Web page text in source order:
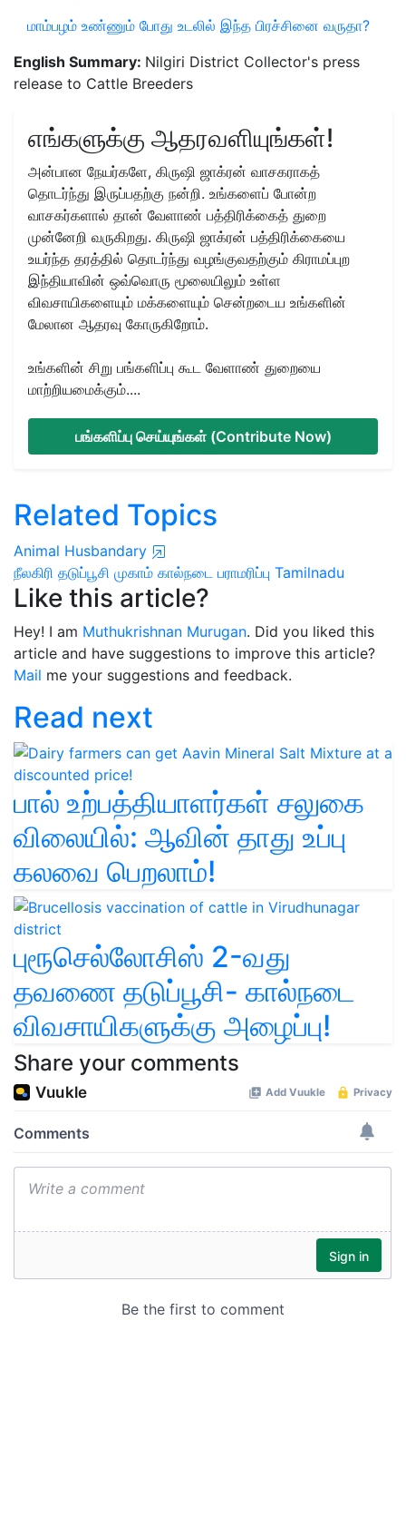
மாம்பழம் உண்ணும் போது உடலில் இந்த பிரச்சினை வருதா?
English Summary: Nilgiri District Collector's press
release to Cattle Breeders
எங்களுக்கு ஆதரவளியுங்கள்!
அன்பான நேயர்களே, கிருஷி ஜாக்ரன் வாசகராகத்
தொடர்ந்து இருப்பதற்கு நன்றி. உங்களைப் போன்ற
வாசகர்களால் தான் வேளாண் பத்திரிக்கைத் துறை
முன்னேறி வருகிறது. கிருஷி ஜாக்ரன் பத்திரிக்கையை
உயர்ந்த தரத்தில் தொடர்ந்து வழங்குவதற்கும் கிராமப்புற
இந்தியாவின் ஒவ்வொரு மூலையிலும் உள்ள
விவசாயிகளையும் மக்களையும் சென்றடைய உங்களின்
மேலான ஆதரவு கோருகிறோம்.
உங்களின் சிறு பங்களிப்பு கூட வேளாண் துறையை
மாற்றியமைக்கும்....
பங்களிப்பு செய்யுங்கள் (Contribute Now)
Related Topics
Animal Husbandary
நீலகிரி தடுப்பூசி முகாம் கால்நடை பராமரிப்பு Tamilnadu
Like this article?
Hey! I am Muthukrishnan Murugan. Did you liked this
article and have suggestions to improve this article?
Mail me your suggestions and feedback.
Read next
பால் உற்பத்தியாளர்கள் சலுகை
விலையில்: ஆவின் தாது உப்பு
கலவை பெறலாம்!
புரூசெல்லோசிஸ் 2-வது
தவணை தடுப்பூசி- கால்நடை
விவசாயிகளுக்கு அழைப்பு!
Share your comments